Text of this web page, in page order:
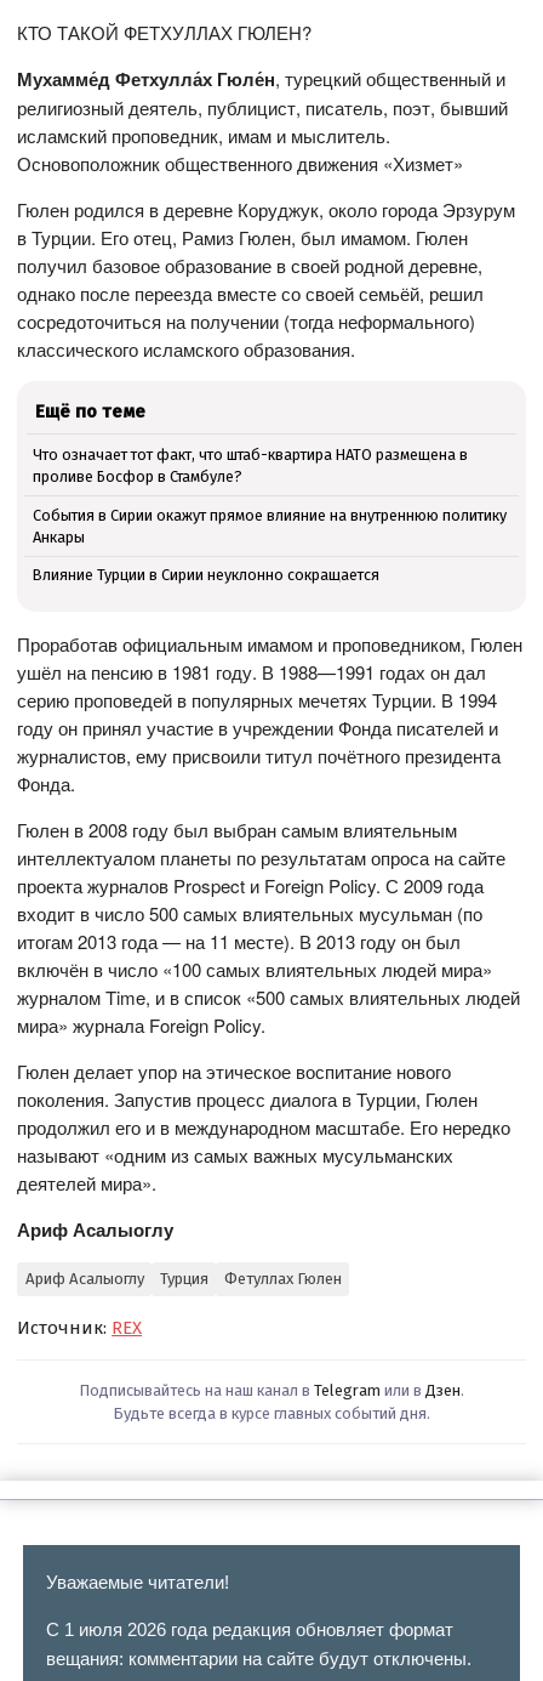
КТО ТАКОЙ ФЕТХУЛЛАХ ГЮЛЕН?
Мухамме́д Фетхулла́х Гюле́н, турецкий общественный и
религиозный деятель, публицист, писатель, поэт, бывший
исламский проповедник, имам и мыслитель.
Основоположник общественного движения «Хизмет»
Гюлен родился в деревне Коруджук, около города Эрзурум
в Турции. Его отец, Рамиз Гюлен, был имамом. Гюлен
получил базовое образование в своей родной деревне,
однако после переезда вместе со своей семьёй, решил
сосредоточиться на получении (тогда неформального)
классического исламского образования.
Ещё по теме
Что означает тот факт, что штаб-квартира НАТО размещена в
проливе Босфор в Стамбуле?
События в Сирии окажут прямое влияние на внутреннюю политику
Анкары
Влияние Турции в Сирии неуклонно сокращается
Проработав официальным имамом и проповедником, Гюлен
ушёл на пенсию в 1981 году. В 1988—1991 годах он дал
серию проповедей в популярных мечетях Турции. В 1994
году он принял участие в учреждении Фонда писателей и
журналистов, ему присвоили титул почётного президента
Фонда.
Гюлен в 2008 году был выбран самым влиятельным
интеллектуалом планеты по результатам опроса на сайте
проекта журналов Prospect и Foreign Policy. С 2009 года
входит в число 500 самых влиятельных мусульман (по
итогам 2013 года — на 11 месте). В 2013 году он был
включён в число «100 самых влиятельных людей мира»
журналом Time, и в список «500 самых влиятельных людей
мира» журнала Foreign Policy.
Гюлен делает упор на этическое воспитание нового
поколения. Запустив процесс диалога в Турции, Гюлен
продолжил его и в международном масштабе. Его нередко
называют «одним из самых важных мусульманских
деятелей мира».
Ариф Асалыоглу
Ариф Асалыоглу Турция Фетуллах Гюлен
Источник: REX
Подписывайтесь на наш канал в Telegram или в Дзен.
Будьте всегда в курсе главных событий дня.
Уважаемые читатели!
С 1 июля 2026 года редакция обновляет формат
вещания: комментарии на сайте будут отключены.